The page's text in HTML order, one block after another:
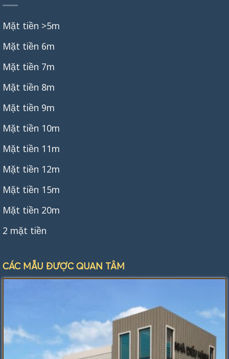
Mặt tiền >5m
Mặt tiền 6m
Mặt tiền 7m
Mặt tiền 8m
Mặt tiền 9m
Mặt tiền 10m
Mặt tiền 11m
Mặt tiền 12m
Mặt tiền 15m
Mặt tiền 20m
2 mặt tiền
CÁC MẪU ĐƯỢC QUAN TÂM